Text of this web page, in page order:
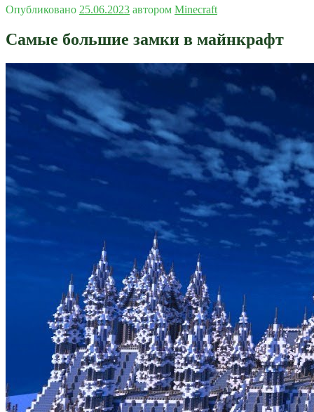
Опубликовано 25.06.2023 автором Minecraft
Самые большие замки в майнкрафт